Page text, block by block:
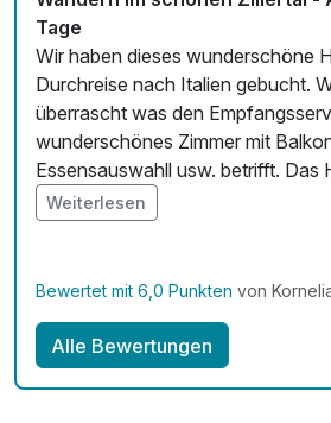
Tage
Wir haben dieses wunderschöne
Durchreise nach Italien gebucht.
überrascht was den
wunderschönes Zimmer mit
Essensauswahll usw. betrifft. Das
auf unserer Rückreise wieder
unseren Freunden empfehlen. Wir
Urlaubstage
Weiterlesen
Bewertet mit 6,0 Punkten von
Alle Bewertungen